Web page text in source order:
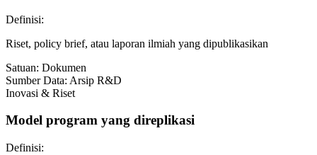
Definisi:
Riset, policy brief, atau laporan ilmiah yang dipublikasikan
Satuan: Dokumen
Sumber Data: Arsip R&D
Inovasi & Riset
Model program yang direplikasi
Definisi: